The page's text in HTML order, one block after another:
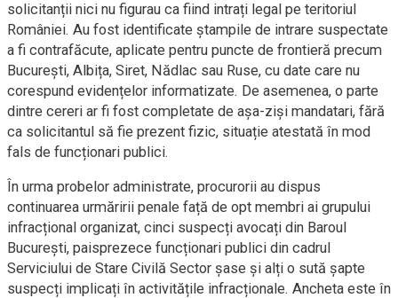
solicitanții nici nu figurau ca fiind intrați legal pe teritoriul
României. Au fost identificate ștampile de intrare suspectate
a fi contrafăcute, aplicate pentru puncte de frontieră precum
București, Albița, Siret, Nădlac sau Ruse, cu date care nu
corespund evidențelor informatizate. De asemenea, o parte
dintre cereri ar fi fost completate de așa-ziși mandatari, fără
ca solicitantul să fie prezent fizic, situație atestată în mod
fals de funcționari publici.
În urma probelor administrate, procurorii au dispus
continuarea urmăririi penale față de opt membri ai grupului
infracțional organizat, cinci suspecți avocați din Baroul
București, paisprezece funcționari publici din cadrul
Serviciului de Stare Civilă Sector șase și alți o sută șapte
suspecți implicați în activitățile infracționale. Ancheta este în